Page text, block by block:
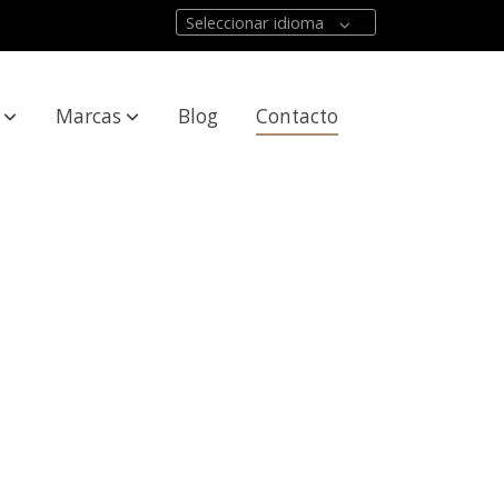
Seleccionar idioma
Marcas Blog Contacto